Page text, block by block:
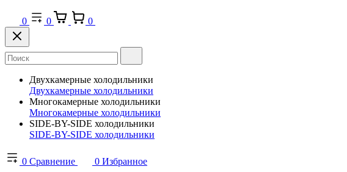
0 0 0
Двухкамерные холодильники
Двухкамерные холодильники
Многокамерные холодильники
Многокамерные холодильники
SIDE-BY-SIDE холодильники
SIDE-BY-SIDE холодильники
0 Сравнение 0 Избранное